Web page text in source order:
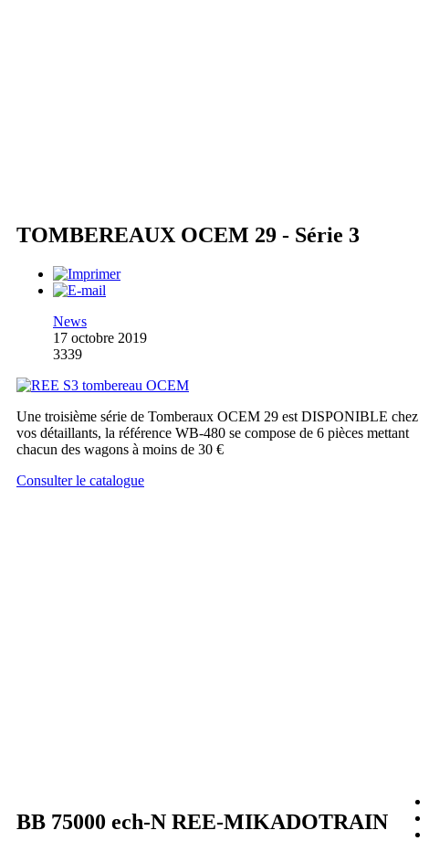
TOMBEREAUX OCEM 29 - Série 3
News
17 octobre 2019
3339
Une troisième série de Tomberaux OCEM 29 est DISPONIBLE chez
vos détaillants, la référence WB-480 se compose de 6 pièces mettant
chacun des wagons à moins de 30 €
Consulter le catalogue
BB 75000 ech-N REE-MIKADOTRAIN